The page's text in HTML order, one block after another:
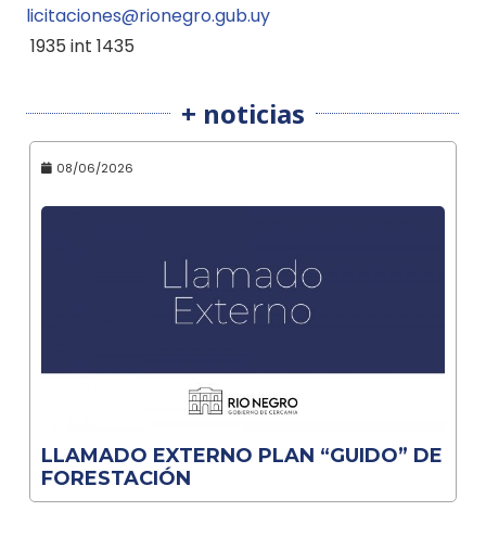
licitaciones@rionegro.gub.uy
1935 int 1435
+ noticias
08/06/2026
LLAMADO EXTERNO PLAN “GUIDO” DE
FORESTACIÓN